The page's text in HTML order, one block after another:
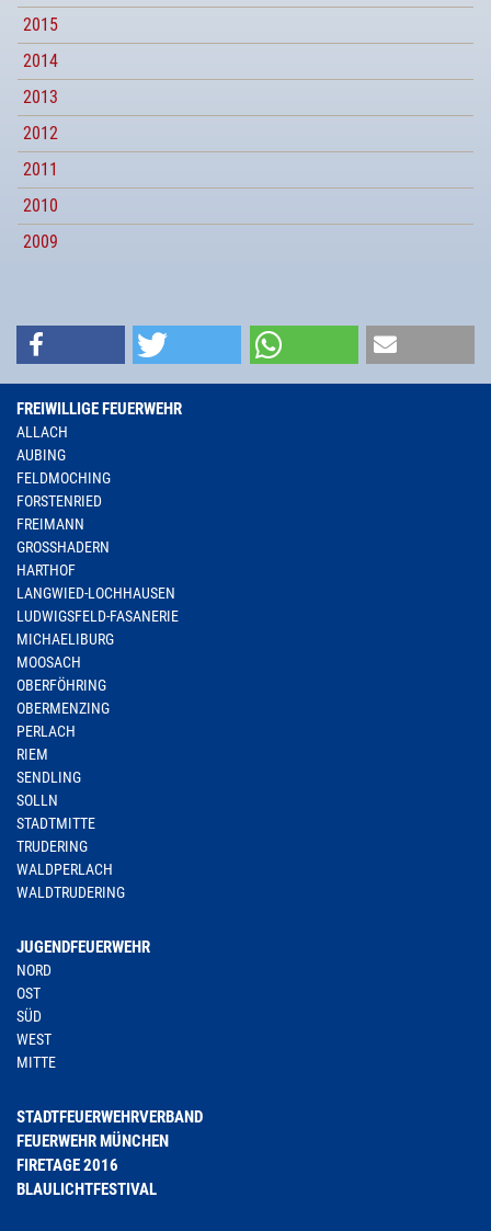
2015
2014
2013
2012
2011
2010
2009
FREIWILLIGE FEUERWEHR
ALLACH
AUBING
FELDMOCHING
FORSTENRIED
FREIMANN
GROSSHADERN
HARTHOF
LANGWIED-LOCHHAUSEN
LUDWIGSFELD-FASANERIE
MICHAELIBURG
MOOSACH
OBERFÖHRING
OBERMENZING
PERLACH
RIEM
SENDLING
SOLLN
STADTMITTE
TRUDERING
WALDPERLACH
WALDTRUDERING
JUGENDFEUERWEHR
NORD
OST
SÜD
WEST
MITTE
STADTFEUERWEHRVERBAND
FEUERWEHR MÜNCHEN
FIRETAGE 2016
BLAULICHTFESTIVAL